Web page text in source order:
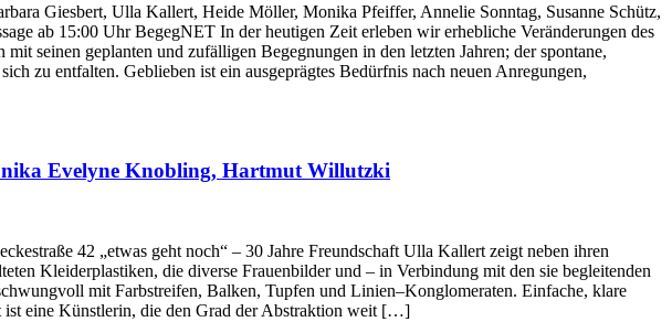
Giesbert, Ulla Kallert, Heide Möller, Monika Pfeiffer, Annelie Sonntag, Susanne Schütz,
ab 15:00 Uhr BegegNET In der heutigen Zeit erleben wir erhebliche Veränderungen des
seinen geplanten und zufälligen Begegnungen in den letzten Jahren; der spontane,
zu entfalten. Geblieben ist ein ausgeprägtes Bedürfnis nach neuen Anregungen,
Evelyne Knobling, Hartmut Willutzki
42 „etwas geht noch“ – 30 Jahre Freundschaft Ulla Kallert zeigt neben ihren
Kleiderplastiken, die diverse Frauenbilder und – in Verbindung mit den sie begleitenden
mit Farbstreifen, Balken, Tupfen und Linien–Konglomeraten. Einfache, klare
ist eine Künstlerin, die den Grad der Abstraktion weit […]